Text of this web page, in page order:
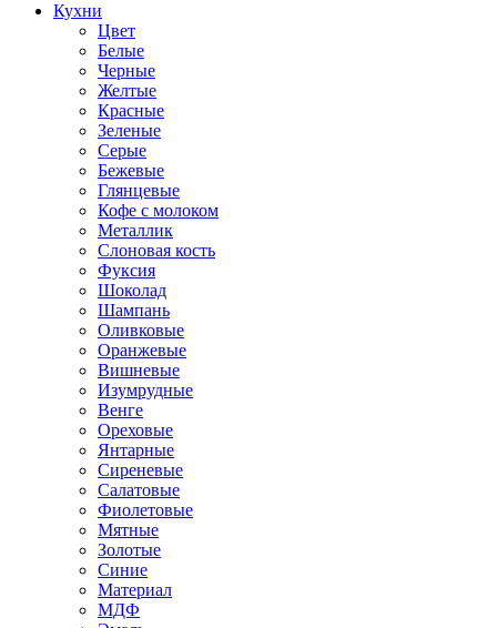
Кухни
Цвет
Белые
Черные
Желтые
Красные
Зеленые
Серые
Бежевые
Глянцевые
Кофе с молоком
Металлик
Слоновая кость
Фуксия
Шоколад
Шампань
Оливковые
Оранжевые
Вишневые
Изумрудные
Венге
Ореховые
Янтарные
Сиреневые
Салатовые
Фиолетовые
Мятные
Золотые
Синие
Материал
МДФ